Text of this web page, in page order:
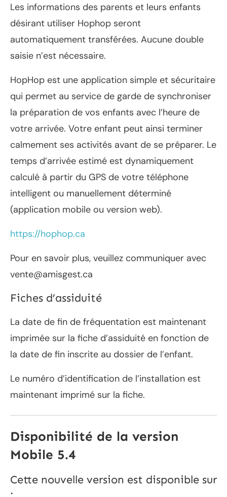
Les informations des parents et leurs enfants
désirant utiliser Hophop seront
automatiquement transférées. Aucune double
saisie n’est nécessaire.
HopHop est une application simple et sécuritaire
qui permet au service de garde de synchroniser
la préparation de vos enfants avec l’heure de
votre arrivée. Votre enfant peut ainsi terminer
calmement ses activités avant de se préparer. Le
temps d’arrivée estimé est dynamiquement
calculé à partir du GPS de votre téléphone
intelligent ou manuellement déterminé
(application mobile ou version web).
https://hophop.ca
Pour en savoir plus, veuillez communiquer avec
vente@amisgest.ca
Fiches d’assiduité
La date de fin de fréquentation est maintenant
imprimée sur la fiche d’assiduité en fonction de
la date de fin inscrite au dossier de l’enfant.
Le numéro d’identification de l’installation est
maintenant imprimé sur la fiche.
Disponibilité de la version
Mobile 5.4
Cette nouvelle version est disponible sur